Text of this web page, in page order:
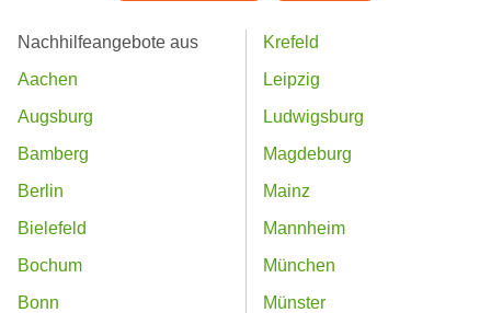
Nachhilfeangebote aus
Aachen
Augsburg
Bamberg
Berlin
Bielefeld
Bochum
Bonn
Krefeld
Leipzig
Ludwigsburg
Magdeburg
Mainz
Mannheim
München
Münster